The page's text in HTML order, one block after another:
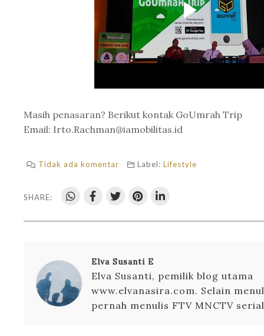
Masih penasaran? Berikut kontak GoUmrah Trip
Email: Irto.Rachman@iamobilitas.id
Tidak ada komentar Label: Lifestyle
SHARE:
Elva Susanti E
Elva Susanti, pemilik blog utama
www.elvanasira.com. Selain
pernah menulis FTV MNCTV